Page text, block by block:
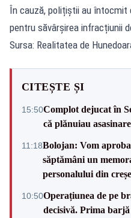
În cauză, polițiștii au întocmit
pentru săvârșirea infracțiunii
Sursa: Realitatea de
CITEȘTE ȘI
15:50Complot dejucat în
că plănuiau
11:18Bolojan: Vom
săptămâni un
personalului din
10:50Operațiunea de pe
decisivă. Prima